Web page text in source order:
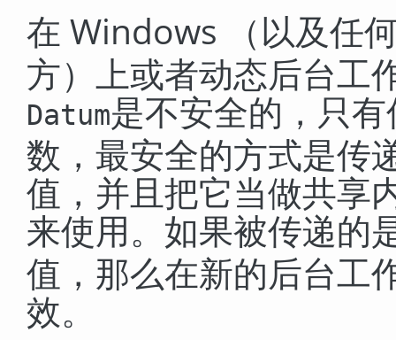
在 Windows （以及任
方）上或者动态后台工
Datum是不安全的，只
数，最安全的方式是传
值，并且把它当做共享
来使用。如果被传递的
值，那么在新的后台工
效。